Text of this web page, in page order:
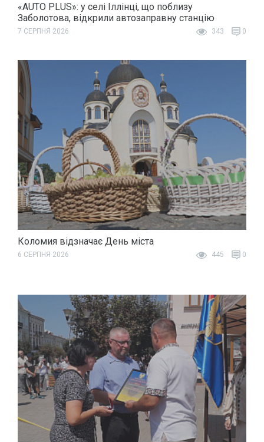
«AUTO PLUS»: у селі Іллінці, що поблизу
Заболотова, відкрили автозаправну станцію
7 СЕРПНЯ 2026 343 0
Коломия відзначає День міста
6 СЕРПНЯ 2026 445 0